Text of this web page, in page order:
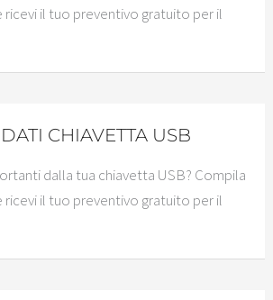
il tuo preventivo gratuito per il
CHIAVETTA USB
dalla tua chiavetta USB? Compila
il tuo preventivo gratuito per il